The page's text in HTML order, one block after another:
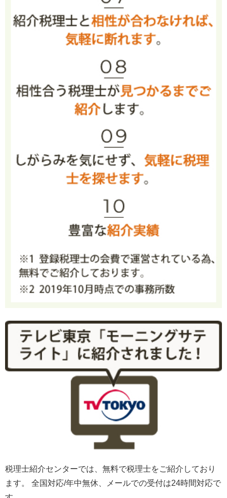
税理士紹介センターでは、無料で税理士をご紹介しており
ます。 全国対応/年中無休、メールでの受付は24時間対応で